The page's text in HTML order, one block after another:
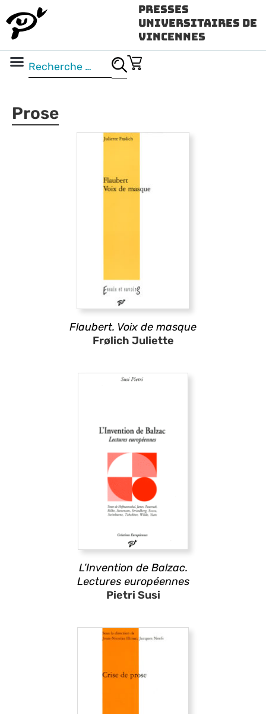
Presses
Universitaires de
Vincennes
Prose
Flaubert. Voix de masque
Frølich Juliette
L’Invention de Balzac.
Lectures européennes
Pietri Susi